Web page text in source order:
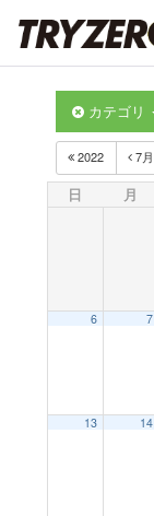
カテゴリ
2022 7月
日 月
6 7
13 14